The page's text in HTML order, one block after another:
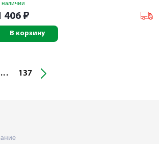
наличии
406 ₽
В корзину
... 137